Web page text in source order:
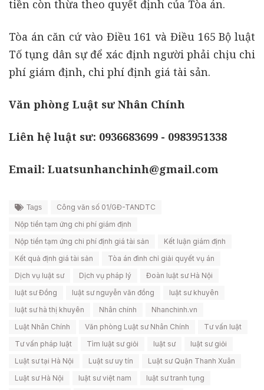
tiền còn thừa theo quyết định của Tòa án.
Tòa án căn cứ vào Điều 161 và Điều 165 Bộ luật
Tố tụng dân sự để xác định người phải chịu chi
phí giám định, chi phí định giá tài sản.
Văn phòng Luật sư Nhân Chính
Liên hệ luật sư: 0936683699 - 0983951338
Email: Luatsunhanchinh@gmail.com
Tags
Công văn số 01/GĐ-TANDTC
Nộp tiền tạm ứng chi phí giám định
Nộp tiền tạm ứng chi phí định giá tài sản
Kết luận giám định
Kết quả định giá tài sản
Tòa án đình chỉ giải quyết vụ án
Dịch vụ luật sư
Dịch vụ pháp lý
Đoàn luật sư Hà Nội
luật sư Đồng
luật sư nguyễn văn đồng
luật sư khuyên
luật sư hà thị khuyên
Nhân chính
Nhanchinh.vn
Luật Nhân Chính
Văn phòng Luật sư Nhân Chính
Tư vấn luật
Tư vấn pháp luật
Tìm luật sư giỏi luật sư
luật sư giỏi
Luật sư tại Hà Nội
Luật sư uy tín
Luật sư Quận Thanh Xuân
Luật sư Hà Nội
luật sư việt nam
luật sư tranh tụng